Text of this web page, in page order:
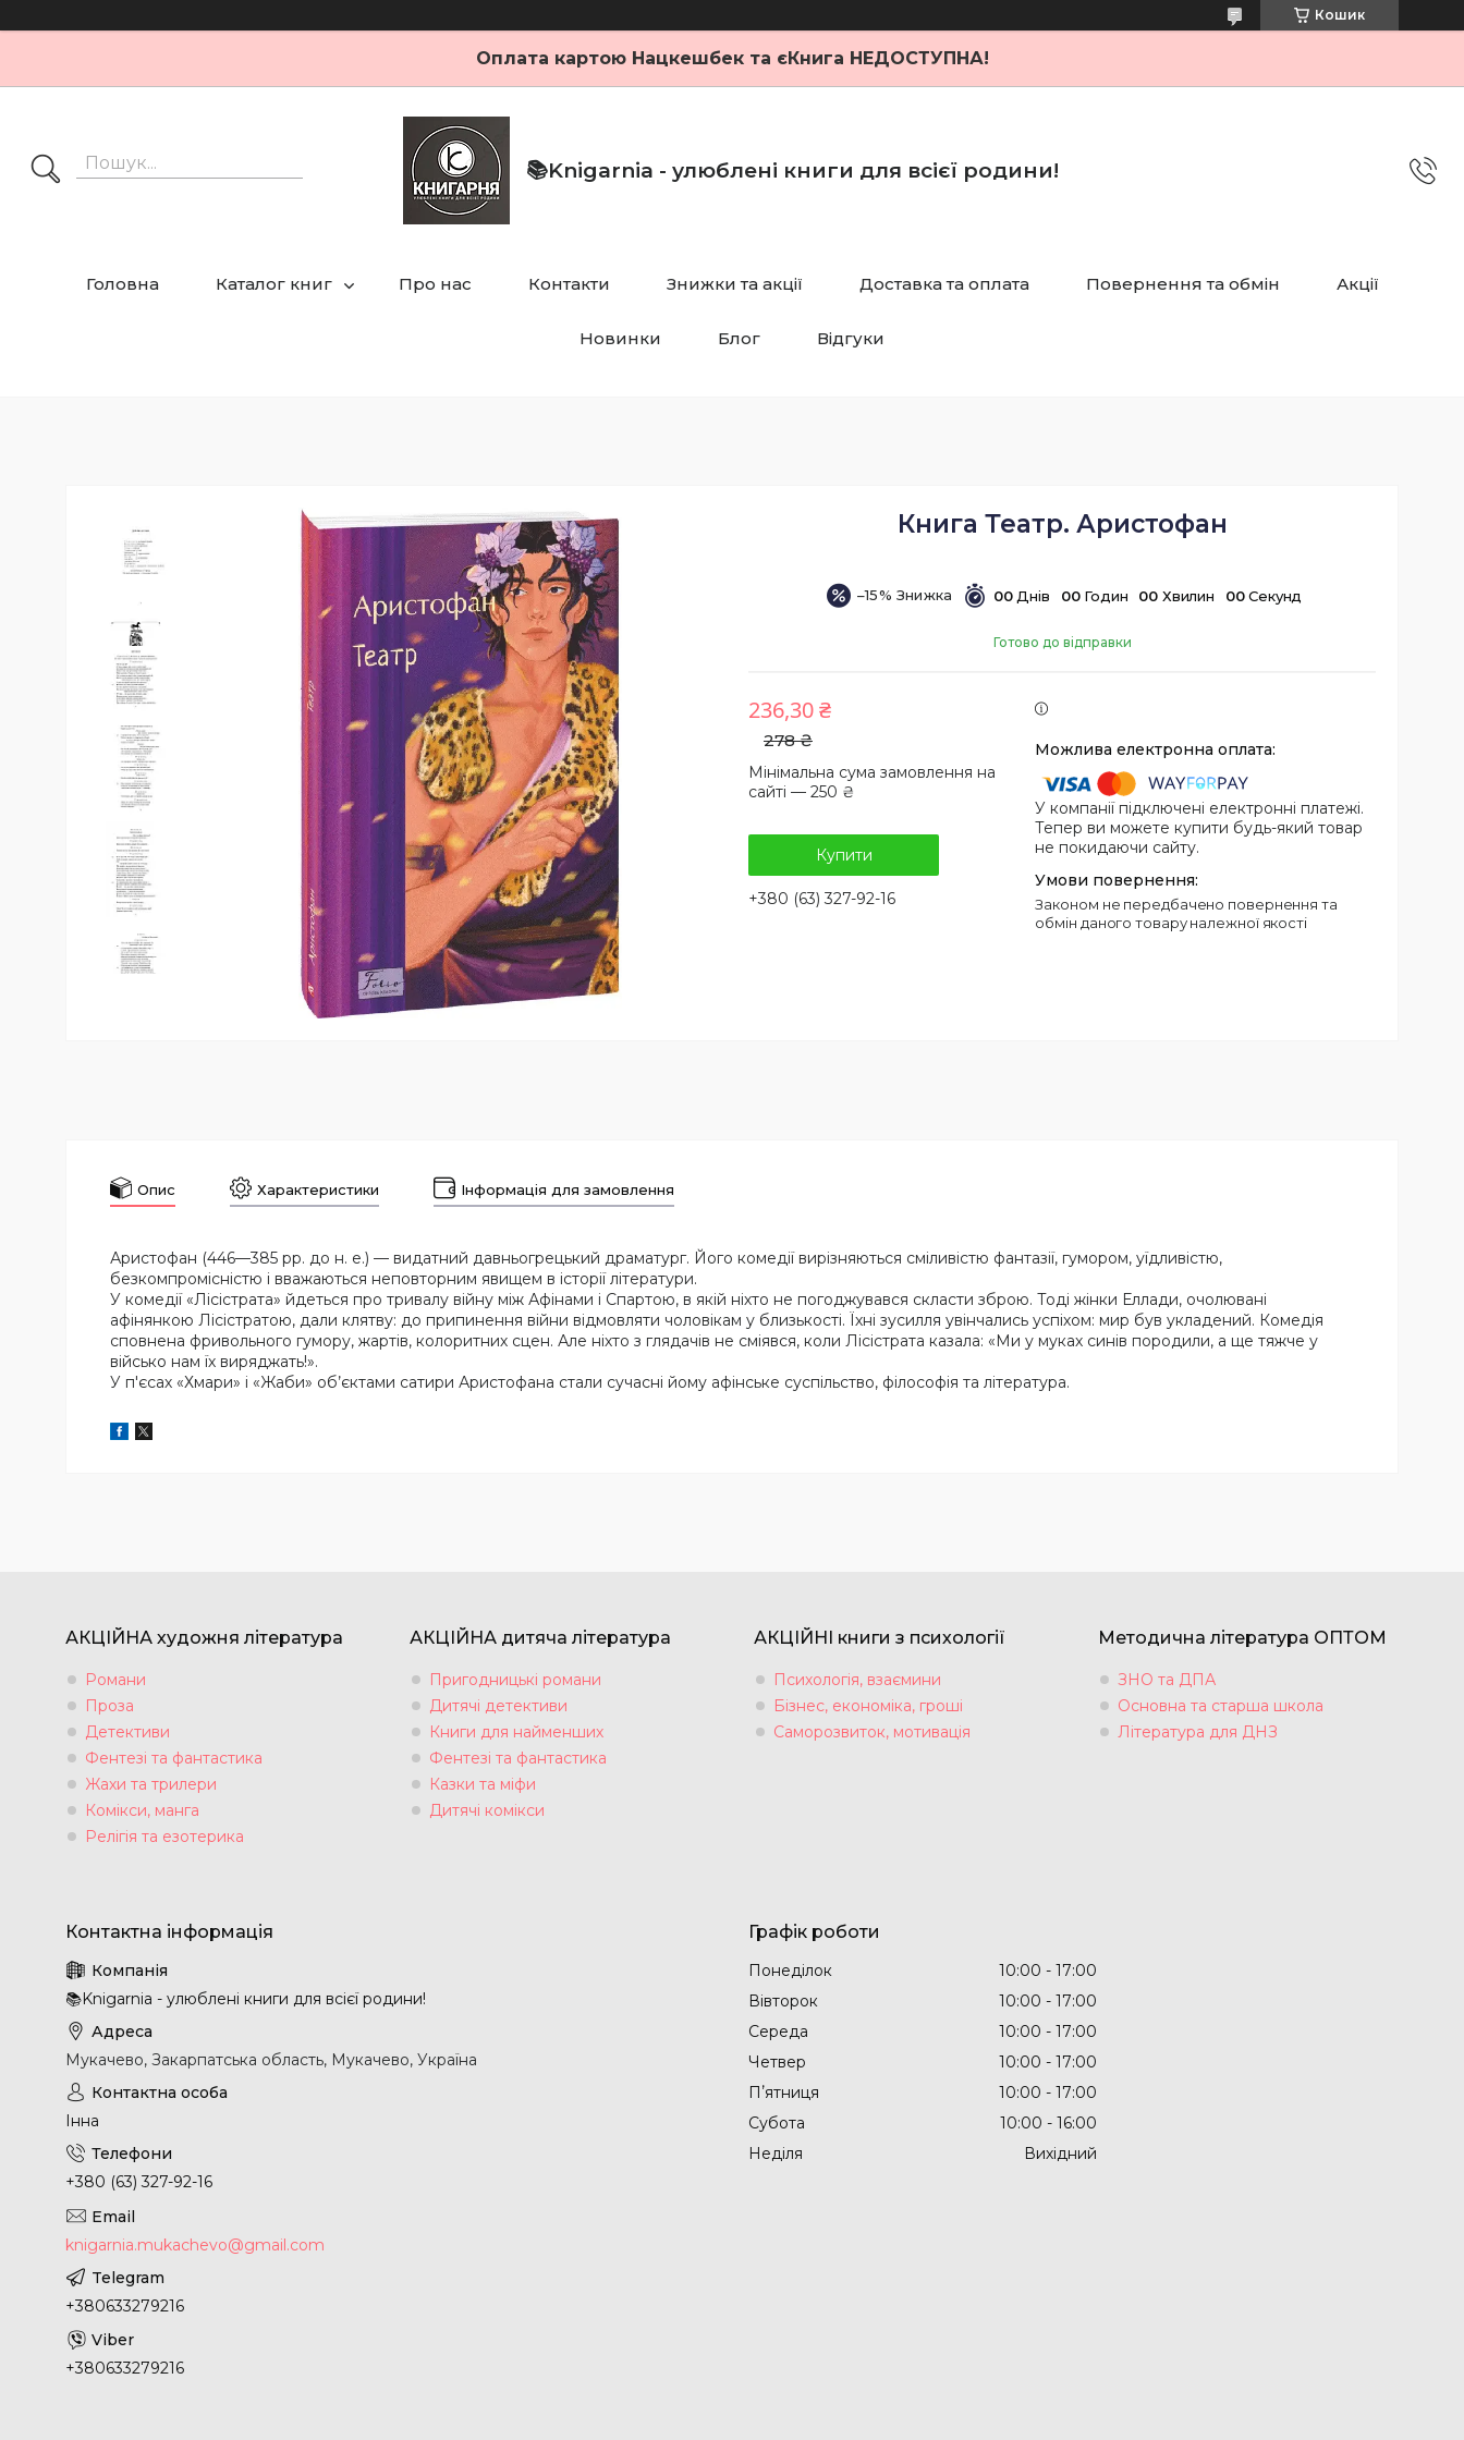
Кошик
Оплата картою Нацкешбек та єКнига НЕДОСТУПНА!
📚Knigarnia - улюблені книги для всієї родини!
Головна Каталог книг Про нас Контакти Знижки та акції Доставка та оплата Повернення та обмін Акції
Новинки Блог Відгуки
Книга Театр. Аристофан
–15% 00 Днів 00 Годин 00 Хвилин 00 Секунд
Готово до відправки
278 ₴
236,30 ₴
Мінімальна сума замовлення на
сайті — 250 ₴
Купити
+380 (63) 327-92-16
У компанії підключені електронні платежі.
Тепер ви можете купити будь-який товар
не покидаючи сайту.
Законом не передбачено повернення та
обмін даного товару належної якості
Опис Характеристики Інформація для замовлення
Аристофан (446—385 рр. до н. е.) — видатний давньогрецький драматург. Його комедії вирізняються сміливістю фантазії, гумором, уїдливістю,
безкомпромісністю і вважаються неповторним явищем в історії літератури.
У комедії «Лісістрата» йдеться про тривалу війну між Афінами і Спартою, в якій ніхто не погоджувався скласти зброю. Тоді жінки Еллади, очолювані
афінянкою Лісістратою, дали клятву: до припинення війни відмовляти чоловікам у близькості. Їхні зусилля увінчались успіхом: мир був укладений. Комедія
сповнена фривольного гумору, жартів, колоритних сцен. Але ніхто з глядачів не сміявся, коли Лісістрата казала: «Ми у муках синів породили, а ще тяжче у
військо нам їх виряджать!».
У п'єсах «Хмари» і «Жаби» об’єктами сатири Аристофана стали сучасні йому афінське суспільство, філософія та література.
АКЦІЙНА художня література
Романи
Проза
Детективи
Фентезі та фантастика
Жахи та трилери
Комікси, манга
Релігія та езотерика
АКЦІЙНА дитяча література
Пригодницькі романи
Дитячі детективи
Книги для найменших
Фентезі та фантастика
Казки та міфи
Дитячі комікси
АКЦІЙНІ книги з психології
Психологія, взаємини
Бізнес, економіка, гроші
Саморозвиток, мотивація
Методична література ОПТОМ
ЗНО та ДПА
Основна та старша школа
Література для ДНЗ
📚Knigarnia - улюблені книги для всієї родини!
Мукачево, Закарпатська область, Мукачево, Україна
Інна
+380 (63) 327-92-16
knigarnia.mukachevo@gmail.com
+380633279216
+380633279216
Графік роботи
Понеділок 10:00
17:00
Вівторок
10:00
17:00
Середа
10:00
17:00
Четвер
10:00
17:00
Пʼятниця
10:00
17:00
Субота
10:00
16:00
Неділя
Вихідний